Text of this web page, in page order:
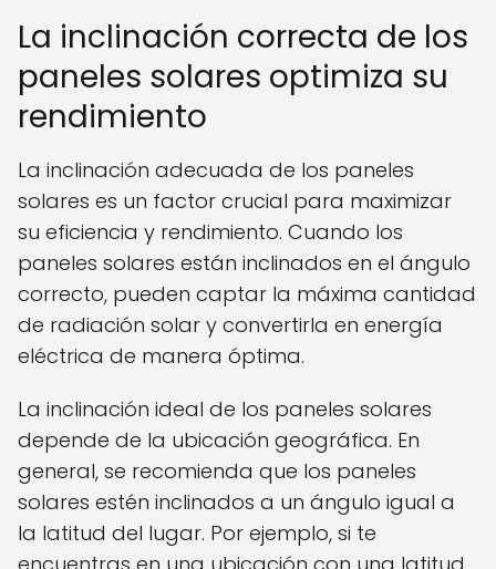
La inclinación correcta de los
paneles solares optimiza su
rendimiento
La inclinación adecuada de los paneles
solares es un factor crucial para maximizar
su eficiencia y rendimiento. Cuando los
paneles solares están inclinados en el ángulo
correcto, pueden captar la máxima cantidad
de radiación solar y convertirla en energía
eléctrica de manera óptima.
La inclinación ideal de los paneles solares
depende de la ubicación geográfica. En
general, se recomienda que los paneles
solares estén inclinados a un ángulo igual a
la latitud del lugar. Por ejemplo, si te